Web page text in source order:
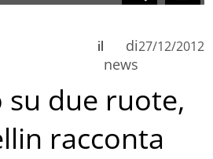
di
news
il 27/12/2012
su due ruote,
racconta